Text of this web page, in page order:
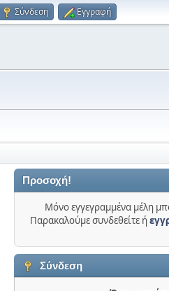
Σύνδεση Εγγραφή
Προσοχή!
Μόνο εγγεγραμμένα μέλη
Παρακαλούμε συνδεθείτε ή
Σύνδεση